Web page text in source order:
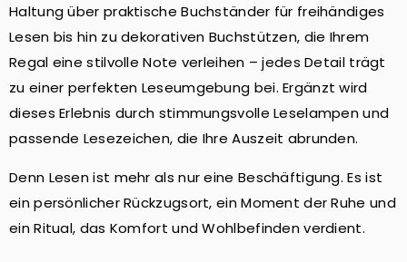
Haltung über praktische Buchständer für freihändiges
Lesen bis hin zu dekorativen Buchstützen, die Ihrem
Regal eine stilvolle Note verleihen – jedes Detail trägt
zu einer perfekten Leseumgebung bei. Ergänzt wird
dieses Erlebnis durch stimmungsvolle Leselampen und
passende Lesezeichen, die Ihre Auszeit abrunden.
Denn Lesen ist mehr als nur eine Beschäftigung. Es ist
ein persönlicher Rückzugsort, ein Moment der Ruhe und
ein Ritual, das Komfort und Wohlbefinden verdient.